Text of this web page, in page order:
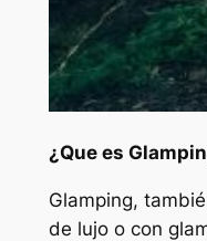
¿Que es
Glamping,
de lujo o con